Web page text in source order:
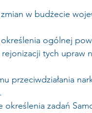
w budżecie
ogólnej
tych upraw
przeciwdziałania
określenia zadań